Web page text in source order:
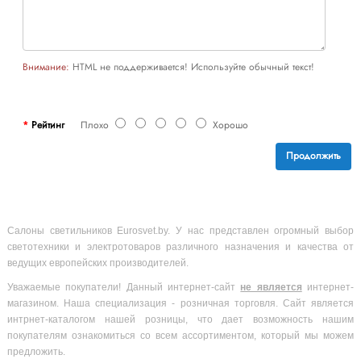
Внимание: HTML не поддерживается! Используйте обычный текст!
РейтингПлохо Хорошо
Продолжить
Салоны светильников Eurosvet.by. У нас представлен огромный выбор
светотехники и электротоваров различного назначения и качества от
ведущих европейских производителей.
Уважаемые покупатели! Данный интернет-сайт не является интернет-
магазином. Наша специализация - розничная торговля. Сайт является
интрнет-каталогом нашей розницы, что дает возможность нашим
покупателям ознакомиться со всем ассортиментом, который мы можем
предложить.